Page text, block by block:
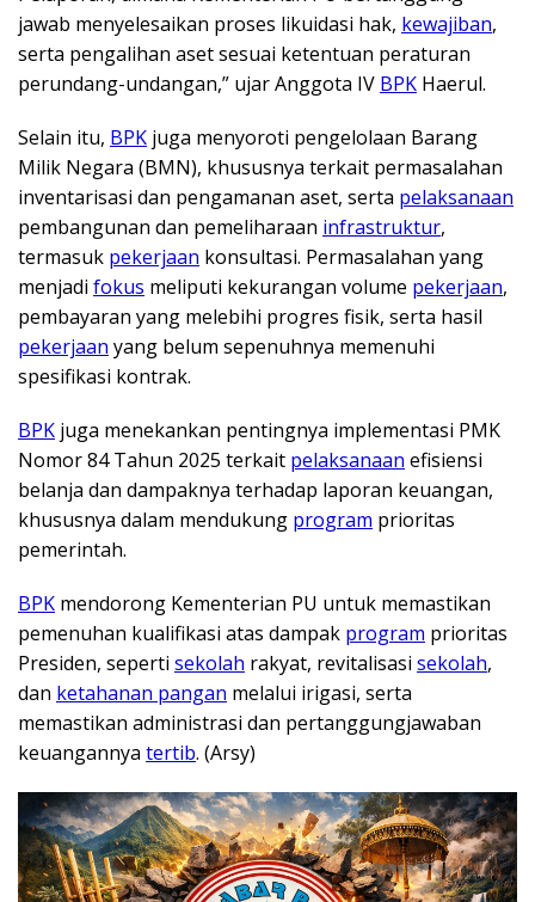
jawab menyelesaikan proses likuidasi hak, kewajiban,
serta pengalihan aset sesuai ketentuan peraturan
perundang-undangan,” ujar Anggota IV BPK Haerul.
Selain itu, BPK juga menyoroti pengelolaan Barang
Milik Negara (BMN), khususnya terkait permasalahan
inventarisasi dan pengamanan aset, serta pelaksanaan
pembangunan dan pemeliharaan infrastruktur,
termasuk pekerjaan konsultasi. Permasalahan yang
menjadi fokus meliputi kekurangan volume pekerjaan,
pembayaran yang melebihi progres fisik, serta hasil
pekerjaan yang belum sepenuhnya memenuhi
spesifikasi kontrak.
BPK juga menekankan pentingnya implementasi PMK
Nomor 84 Tahun 2025 terkait pelaksanaan efisiensi
belanja dan dampaknya terhadap laporan keuangan,
khususnya dalam mendukung program prioritas
pemerintah.
BPK mendorong Kementerian PU untuk memastikan
pemenuhan kualifikasi atas dampak program prioritas
Presiden, seperti sekolah rakyat, revitalisasi sekolah,
dan ketahanan pangan melalui irigasi, serta
memastikan administrasi dan pertanggungjawaban
keuangannya tertib. (Arsy)